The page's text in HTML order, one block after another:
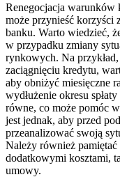
Renegocjacja warunków
może przynieść korzyści
banku. Warto wiedzieć,
w przypadku zmiany
rynkowych. Na
zaciągnięciu kredytu,
aby obniżyć miesięczne
wydłużenie okresu
równe, co może pomóc
jest jednak, aby przed
przeanalizować swoją
Należy również
dodatkowymi kosztami,
umowy.